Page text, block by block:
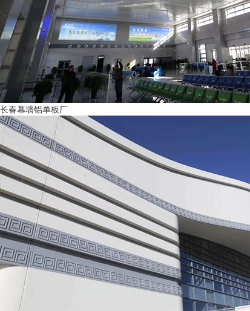
长春幕墙铝单板厂